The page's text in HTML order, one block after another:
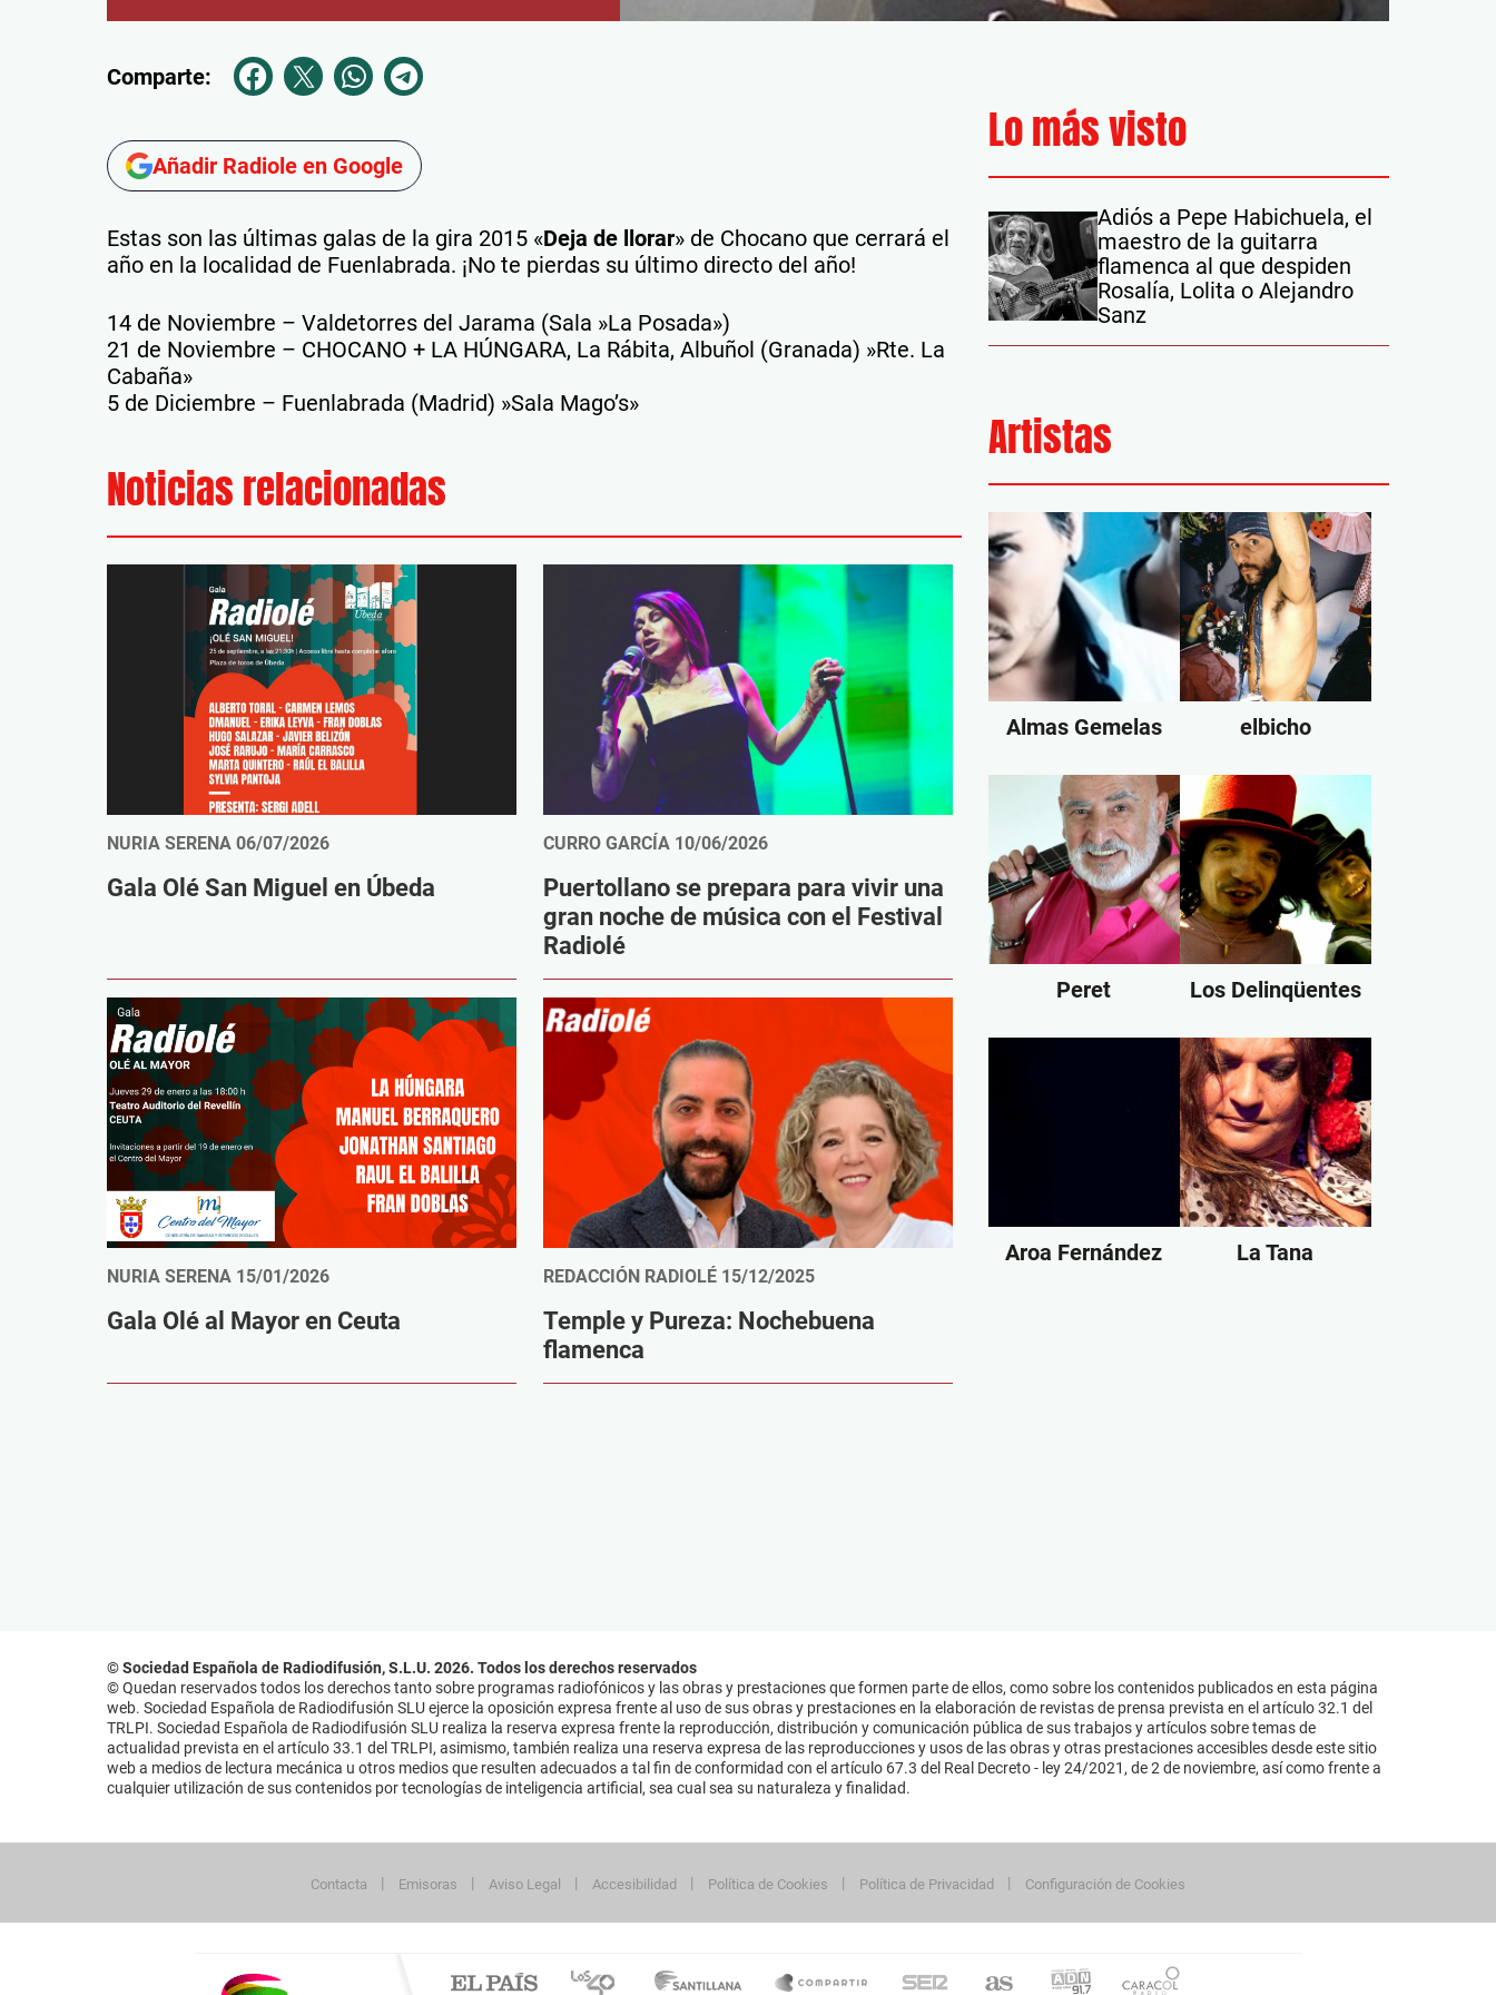
Comparte:
Añadir Radiole en Google
Estas son las últimas galas de la gira 2015 «Deja de llorar» de Chocano que cerrará el
año en la localidad de Fuenlabrada. ¡No te pierdas su último directo del año!
14 de Noviembre – Valdetorres del Jarama (Sala »La Posada»)
21 de Noviembre – CHOCANO + LA HÚNGARA, La Rábita, Albuñol (Granada) »Rte. La
Cabaña»
5 de Diciembre – Fuenlabrada (Madrid) »Sala Mago’s»
Noticias relacionadas
NURIA SERENA 06/07/2026
Gala Olé San Miguel en Úbeda
CURRO GARCÍA 10/06/2026
Puertollano se prepara para vivir una
gran noche de música con el Festival
Radiolé
NURIA SERENA 15/01/2026
Gala Olé al Mayor en Ceuta
REDACCIÓN RADIOLÉ 15/12/2025
Temple y Pureza: Nochebuena
flamenca
Lo más visto
Adiós a Pepe Habichuela, el
maestro de la guitarra
flamenca al que despiden
Rosalía, Lolita o Alejandro
Sanz
Artistas
Almas Gemelas elbicho
Peret Los Delinqüentes
Aroa Fernández La Tana
© Sociedad Española de Radiodifusión, S.L.U. 2026. Todos los derechos reservados
© Quedan reservados todos los derechos tanto sobre programas radiofónicos y las obras y prestaciones que formen parte de ellos, como sobre los contenidos publicados en esta página
web. Sociedad Española de Radiodifusión SLU ejerce la oposición expresa frente al uso de sus obras y prestaciones en la elaboración de revistas de prensa prevista en el artículo 32.1 del
TRLPI. Sociedad Española de Radiodifusión SLU realiza la reserva expresa frente la reproducción, distribución y comunicación pública de sus trabajos y artículos sobre temas de
actualidad prevista en el artículo 33.1 del TRLPI, asimismo, también realiza una reserva expresa de las reproducciones y usos de las obras y otras prestaciones accesibles desde este sitio
web a medios de lectura mecánica u otros medios que resulten adecuados a tal fin de conformidad con el artículo 67.3 del Real Decreto - ley 24/2021, de 2 de noviembre, así como frente a
cualquier utilización de sus contenidos por tecnologías de inteligencia artificial, sea cual sea su naturaleza y finalidad.
Contacta Emisoras Aviso Legal Accesibilidad Política de Cookies Política de Privacidad Configuración de Cookies